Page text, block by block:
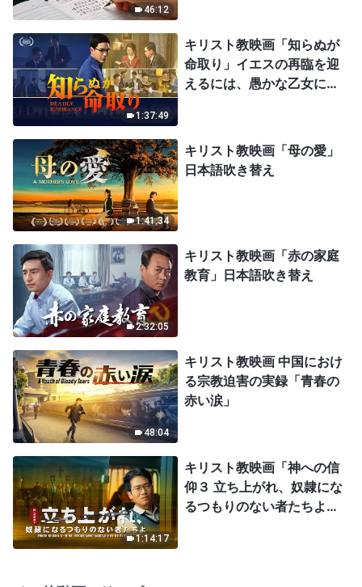
46:12
1:37:49
キリスト教映画「知らぬが
命取り」イエスの再臨を迎
えるには、愚かな乙女にな
1:41:34
キリスト教映画「母の愛」
日本語吹き替え
2:32:05
キリスト教映画「赤の家庭
教育」日本語吹き替え
48:04
キリスト教映画 中国におけ
る宗教迫害の実録「青春の
赤い涙」
1:14:17
キリスト教映画「神への信
仰３ 立ち上がれ、奴隷にな
るつもりのない者たちよ」